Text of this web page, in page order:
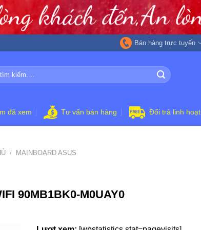
Bán hàng trực tuyến
đã xem Tư vấn bán hàng Đổi trả linh hoạt
/ MAINBOARD ASUS
90MB1BK0-M0UAY0